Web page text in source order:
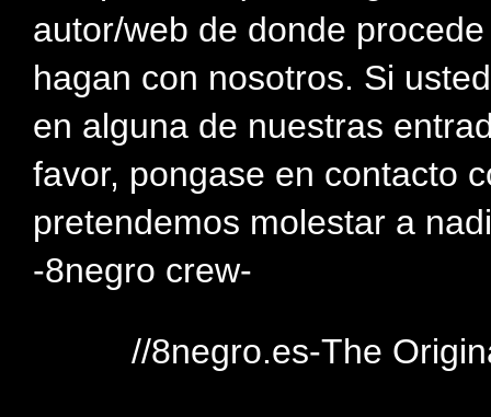
autor/web de donde
hagan con nosotros. Si
en alguna de nuestras
favor, pongase en contacto
pretendemos molestar a
-8negro crew-
//8negro.es-The